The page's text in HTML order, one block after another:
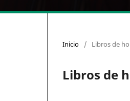
Inicio / Libros de
Libros de